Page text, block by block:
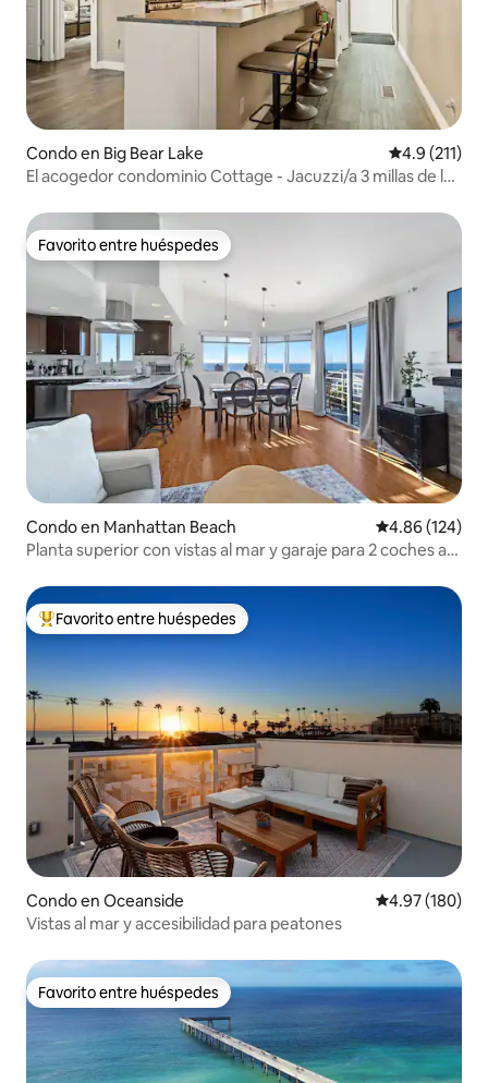
Condo en Big Bear Lake Calificación
4.9 (211)
El acogedor condominio Cottage - Jacuzzi/a 3 millas de las
Favorito entre huéspedes
Favorito entre huéspedes
Condo en Manhattan Beach Calificación
4.86 (124)
Planta superior con vistas al mar y garaje para 2 coches a
Favorito entre huéspedes preferido
Favorito entre huéspedes
Condo en Oceanside Calificación
4.97 (180)
Vistas al mar y accesibilidad para peatones
Favorito entre huéspedes
Favorito entre huéspedes